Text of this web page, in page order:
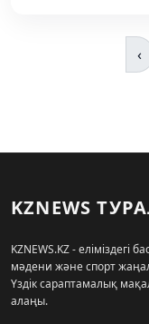
‹
KZNEWS
KZNEWS.KZ - еліміздегі
мәдени және спорт
Үздік сараптамалық
алаңы.